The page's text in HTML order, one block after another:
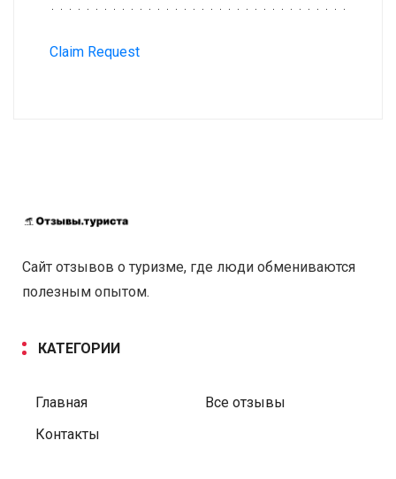
Claim Request
Сайт отзывов о туризме, где люди обмениваются
полезным опытом.
КАТЕГОРИИ
Главная
Все отзывы
Контакты